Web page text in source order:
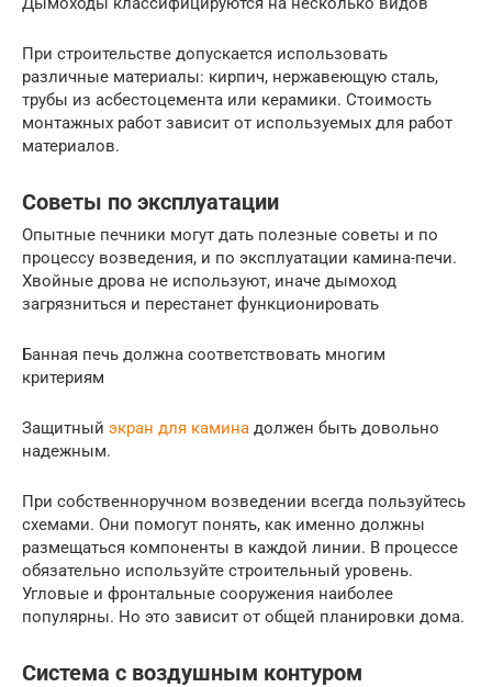
При строительстве допускается использовать
различные материалы: кирпич, нержавеющую сталь,
трубы из асбестоцемента или керамики. Стоимость
монтажных работ зависит от используемых для работ
материалов.
Советы по эксплуатации
Опытные печники могут дать полезные советы и по
процессу возведения, и по эксплуатации камина-печи.
Хвойные дрова не используют, иначе дымоход
загрязниться и перестанет функционировать
Банная печь должна соответствовать многим
критериям
Защитный экран для камина должен быть довольно
надежным.
При собственноручном возведении всегда пользуйтесь
схемами. Они помогут понять, как именно должны
размещаться компоненты в каждой линии. В процессе
обязательно используйте строительный уровень.
Угловые и фронтальные сооружения наиболее
популярны. Но это зависит от общей планировки дома.
Система с воздушным контуром